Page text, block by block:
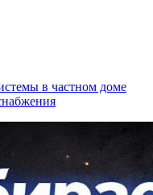
в частном доме